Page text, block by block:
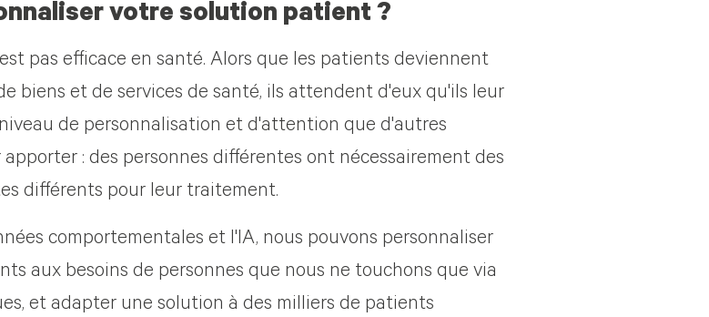
votre solution patient ?
pas efficace en santé. Alors que les patients deviennent
biens et de services de santé, ils attendent d'eux qu'ils leur
de personnalisation et d'attention que d'autres
: des personnes différentes ont nécessairement des
différents pour leur traitement.
comportementales et l'IA, nous pouvons personnaliser
aux besoins de personnes que nous ne touchons que via
et adapter une solution à des milliers de patients